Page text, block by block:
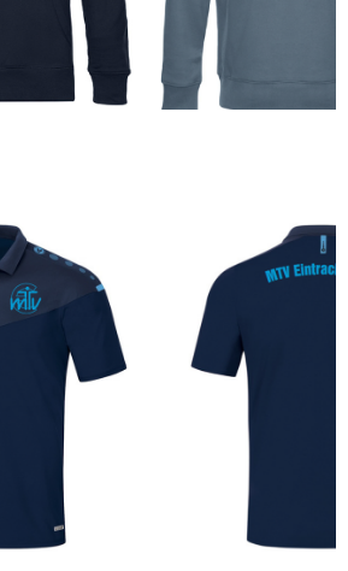
KINDER MTV EINTRACHT
25,00€